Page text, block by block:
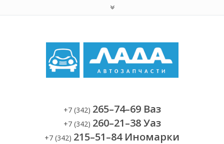
+7 (342) 265–74–69 Ваз
+7 (342) 260–21–38 Уаз
+7 (342) 215–51–84 Иномарки